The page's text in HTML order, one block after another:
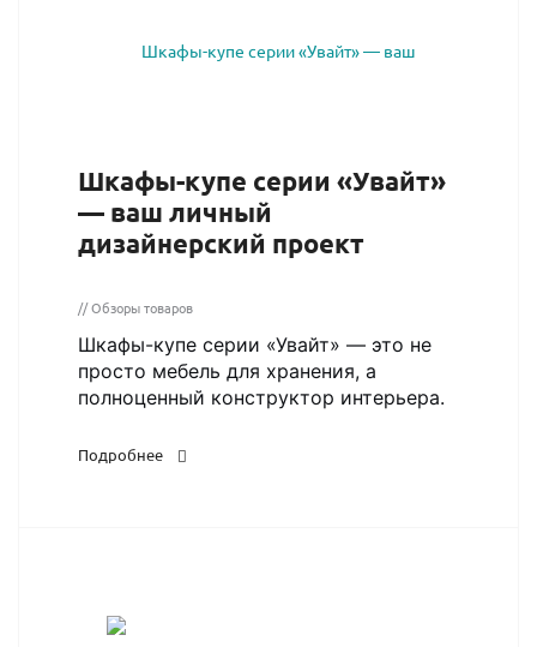
Шкафы-купе серии «Увайт»
— ваш личный
дизайнерский проект
// Обзоры товаров
Шкафы-купе серии «Увайт» — это не
просто мебель для хранения, а
полноценный конструктор интерьера.
Подробнее